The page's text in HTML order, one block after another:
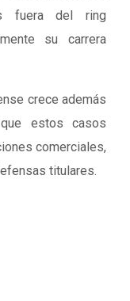
fuera del ring
su carrera
crece además
estos casos
comerciales,
titulares.